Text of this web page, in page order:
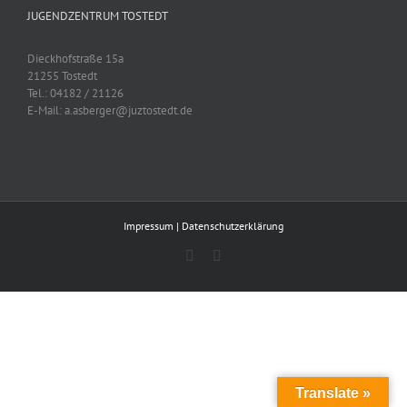
JUGENDZENTRUM TOSTEDT
Dieckhofstraße 15a
21255 Tostedt
Tel.: 04182 / 21126
E-Mail: a.asberger@juztostedt.de
Impressum | Datenschutzerklärung
Facebook
Translate »